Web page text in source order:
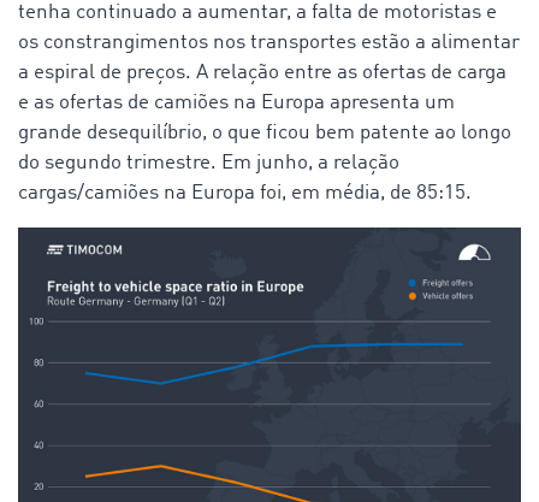
tenha continuado a aumentar, a falta de motoristas e
os constrangimentos nos transportes estão a alimentar
a espiral de preços. A relação entre as ofertas de carga
e as ofertas de camiões na Europa apresenta um
grande desequilíbrio, o que ficou bem patente ao longo
do segundo trimestre. Em junho, a relação
cargas/camiões na Europa foi, em média, de 85:15.